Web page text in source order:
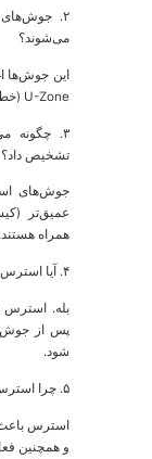
سطح کورتیزول را
ضروری است.
پرهیز کنید و
4.2.
مطالعات متعدد
قابل توجهی به
به نوارهای صوتی
طور قابل توجهی